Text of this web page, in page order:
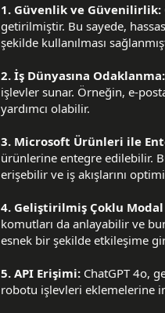
1. Güvenlik ve Güvenilirlik:
getirilmiştir. Bu sayede,
şekilde kullanılması
2. İş Dünyasına Odaklanma:
işlevler sunar. Örneğin, e-
yardımcı olabilir.
3. Microsoft Ürünleri ile
ürünlerine entegre edilebilir.
erişebilir ve iş akışlarını
4. Geliştirilmiş Çoklu
komutları da anlayabilir ve
esnek bir şekilde etkileşime
5. API Erişimi: ChatGPT 4o,
robotu işlevleri eklemelerine